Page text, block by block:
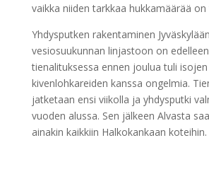
vaikka niiden tarkkaa hukkamäärää on
Yhdysputken rakentaminen
vesiosuukunnan linjastoon on
tienalituksessa ennen joulua tuli isojen
kivenlohkareiden kanssa ongelmia.
jatketaan ensi viikolla ja yhdysputki
vuoden alussa. Sen jälkeen Alvasta
ainakin kaikkiin Halkokankaan koteihin.